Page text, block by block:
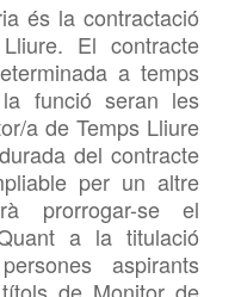
és la contractació
El contracte
a temps
funció seran les
a de Temps Lliure
del contracte
per un altre
prorrogar-se el
a la titulació
aspirants